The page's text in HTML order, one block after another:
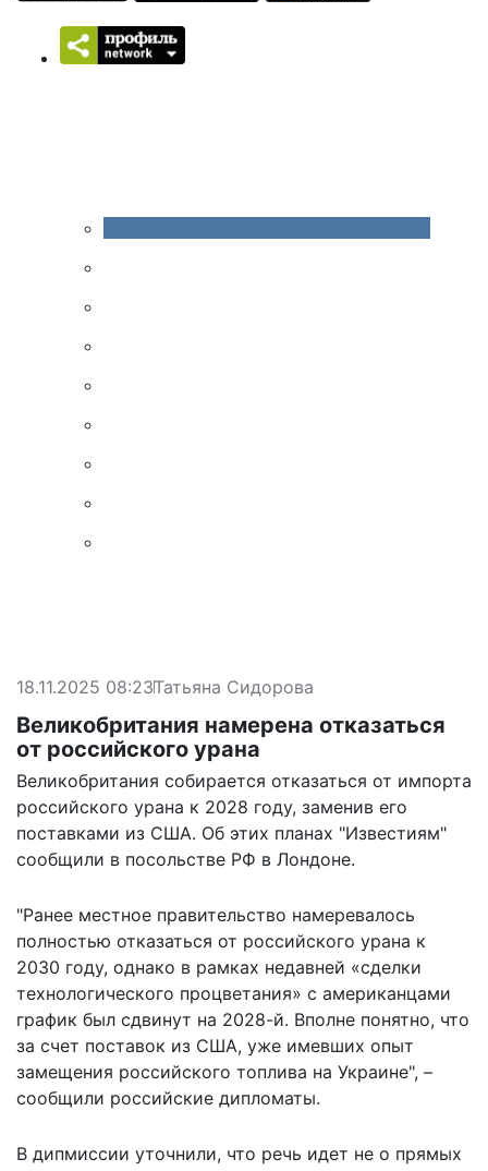
18.11.2025 08:23Татьяна Сидорова
Великобритания намерена отказаться
от российского урана
Великобритания собирается отказаться от импорта
российского урана к 2028 году, заменив его
поставками из США. Об этих планах "Известиям"
сообщили в посольстве РФ в Лондоне.
"Ранее местное правительство намеревалось
полностью отказаться от российского урана к
2030 году, однако в рамках недавней «сделки
технологического процветания» с американцами
график был сдвинут на 2028-й. Вполне понятно, что
за счет поставок из США, уже имевших опыт
замещения российского топлива на Украине", –
сообщили российские дипломаты.
В дипмиссии уточнили, что речь идет не о прямых